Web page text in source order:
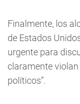
Finalmente, los
de Estados
urgente para
claramente
políticos”.